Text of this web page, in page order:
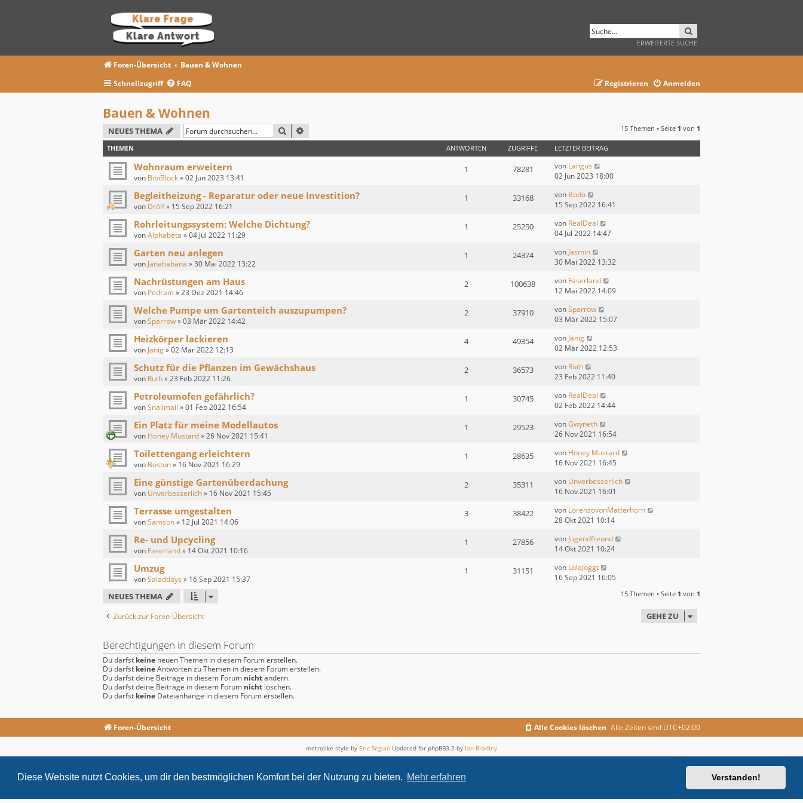
Diese Website nutzt Cookies, um dir den bestmöglichen Komfort bei der Nutzung zu bieten. Mehr erfahren Verstanden!
ERWEITERTE SUCHE
Foren-Übersicht
Bauen & Wohnen
Schnellzugriff
FAQ Anmelden
Registrieren
Bauen & Wohnen
NEUES THEMA SUCHE 15 Themen • Seite 1 von 1
THEMEN ANTWORTEN ZUGRIFFE LETZTER BEITRAG
Wohnraum erweitern
von BibiBlock»02 Jun 2023 13:41
1 78281 von Langus
02 Jun 2023 18:00
Begleitheizung - Reparatur oder neue Investition?
von Drölf» 15 Sep 2022 16:21
1 33168 von Bodo
15 Sep 2022 16:41
Rohrleitungssystem: Welche Dichtung?
vonAlphabeta »04 Jul 2022 11:29
1 25250 von RealDeal
04 Jul 2022 14:47
Garten neu anlegen
von Janababana »30 Mai 2022 13:22
1 24374 von Jasmin
30 Mai 2022 13:32
Nachrüstungen am Haus
von Pedram»23 Dez 2021 14:46
2 100638 von Faserland
12 Mai 2022 14:09
Welche Pumpe um Gartenteich auszupumpen?
vonSparrow»03 Mär 2022 14:42
2 37910 vonSparrow
03 Mär 2022 15:07
Heizkörper lackieren
von Janig»02 Mär 2022 12:13
4 49354 von Janig
02 Mär 2022 12:53
Schutz für die Pflanzen im Gewächshaus
von Ruth»23 Feb 2022 11:26
2 36573 von Ruth
23 Feb 2022 11:40
Petroleumofen gefährlich?
vonSnailmail »01 Feb 2022 16:54
1 30745 von RealDeal
02 Feb 2022 14:44
Ein Platz für meine Modellautos
von Honey Mustard»26 Nov 2021 15:41
1 29523 vonGwyneth
26 Nov 2021 16:54
Toilettengang erleichtern
von Boston» 16 Nov 2021 16:29
1 28635 von Honey Mustard
16 Nov 2021 16:45
Eine günstige Gartenüberdachung
von Unverbesserlich» 16 Nov 2021 15:45
2 35311 von Unverbesserlich
16 Nov 2021 16:01
Terrasse umgestalten
vonSamson» 12 Jul 2021 14:06
3 38422 von LorenzovonMatterhorn
28 Okt 2021 10:14
Re- und Upcycling
von Faserland» 14 Okt 2021 10:16
1 27856 von Jugendfreund
14 Okt 2021 10:24
Umzug
vonSaladdays » 16 Sep 2021 15:37
1 31151 von LolaJoggt
16 Sep 2021 16:05
NEUES THEMA 15 Themen • Seite 1 von 1
Zurück zur Foren-Übersicht GEHE ZU
Berechtigungen in diesem Forum
Du darfst keine neuen Themen in diesem Forum erstellen.
Du darfst keineAntworten zu Themen in diesem Forum erstellen.
Du darfst deine Beiträge in diesem Forum nichtändern.
Du darfst deine Beiträge in diesem Forum nicht löschen.
Du darfst keine Dateianhänge in diesem Forum erstellen.
Foren-Übersicht Alle Zeiten sind UTC+02:00
Alle Cookies löschen
metrolike style by Eric Seguin Updated for phpBB3.2 by Ian Bradley
Powered byphpBB® Forum Software © phpBB Limited
Datenschutz|Nutzungsbedingungen